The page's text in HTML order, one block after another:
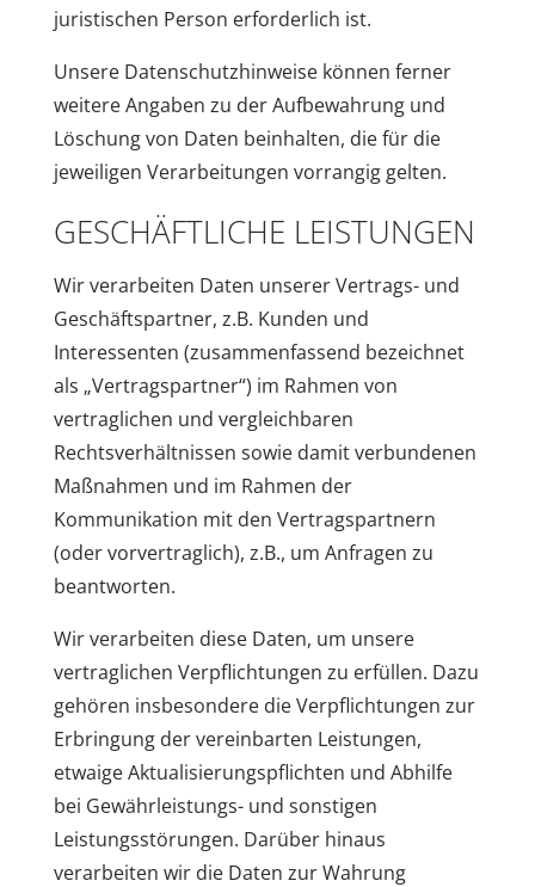
juristischen Person erforderlich ist.
Unsere Datenschutzhinweise können ferner
weitere Angaben zu der Aufbewahrung und
Löschung von Daten beinhalten, die für die
jeweiligen Verarbeitungen vorrangig gelten.
GESCHÄFTLICHE LEISTUNGEN
Wir verarbeiten Daten unserer Vertrags- und
Geschäftspartner, z.B. Kunden und
Interessenten (zusammenfassend bezeichnet
als „Vertragspartner“) im Rahmen von
vertraglichen und vergleichbaren
Rechtsverhältnissen sowie damit verbundenen
Maßnahmen und im Rahmen der
Kommunikation mit den Vertragspartnern
(oder vorvertraglich), z.B., um Anfragen zu
beantworten.
Wir verarbeiten diese Daten, um unsere
vertraglichen Verpflichtungen zu erfüllen. Dazu
gehören insbesondere die Verpflichtungen zur
Erbringung der vereinbarten Leistungen,
etwaige Aktualisierungspflichten und Abhilfe
bei Gewährleistungs- und sonstigen
Leistungsstörungen. Darüber hinaus
verarbeiten wir die Daten zur Wahrung